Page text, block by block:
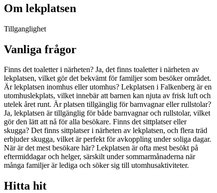
Om lekplatsen
Tillganglighet
Vanliga frågor
Finns det toaletter i närheten? Ja, det finns toaletter i närheten av
lekplatsen, vilket gör det bekvämt för familjer som besöker området.
Är lekplatsen inomhus eller utomhus? Lekplatsen i Falkenberg är en
utomhuslekplats, vilket innebär att barnen kan njuta av frisk luft och
utelek året runt. Är platsen tillgänglig för barnvagnar eller rullstolar?
Ja, lekplatsen är tillgänglig för både barnvagnar och rullstolar, vilket
gör den lätt att nå för alla besökare. Finns det sittplatser eller
skugga? Det finns sittplatser i närheten av lekplatsen, och flera träd
erbjuder skugga, vilket är perfekt för avkoppling under soliga dagar.
När är det mest besökare här? Lekplatsen är ofta mest besökt på
eftermiddagar och helger, särskilt under sommarmånaderna när
många familjer är lediga och söker sig till utomhusaktiviteter.
Hitta hit